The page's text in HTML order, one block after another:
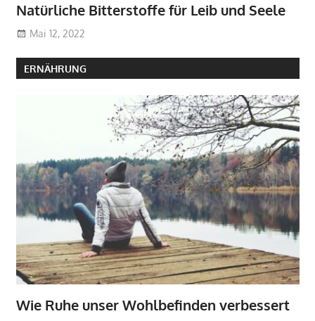
Natürliche Bitterstoffe für Leib und Seele
Mai 12, 2022
ERNÄHRUNG
Wie Ruhe unser Wohlbefinden verbessert